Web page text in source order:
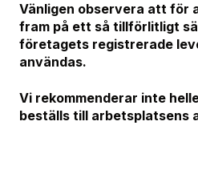
Vänligen observera att för
fram på ett så tillförlitligt
företagets registrerade
användas.
Vi rekommenderar inte
beställs till arbetsplatsens